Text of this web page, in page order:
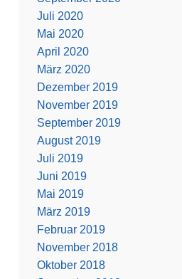
Juli 2020
Mai 2020
April 2020
März 2020
Dezember 2019
November 2019
September 2019
August 2019
Juli 2019
Juni 2019
Mai 2019
März 2019
Februar 2019
November 2018
Oktober 2018